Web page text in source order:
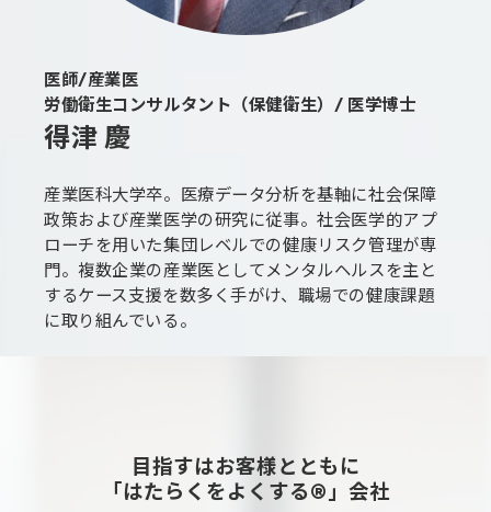
医師/産業医
労働衛生コンサルタント（保健衛生）/ 医学博士
得津 慶
産業医科大学卒。医療データ分析を基軸に社会保障
政策および産業医学の研究に従事。社会医学的アプ
ローチを用いた集団レベルでの健康リスク管理が専
門。複数企業の産業医としてメンタルヘルスを主と
するケース支援を数多く手がけ、職場での健康課題
に取り組んでいる。
目指すはお客様とともに
「はたらくをよくする®」会社